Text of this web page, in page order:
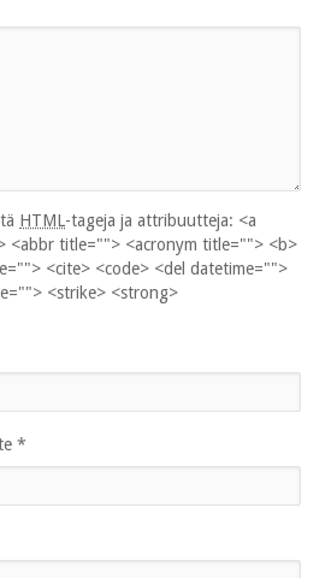
HTML-tageja ja attribuutteja: <a
<abbr title=""> <acronym title=""> <b>
<cite> <code> <del datetime="">
<strike> <strong>
*